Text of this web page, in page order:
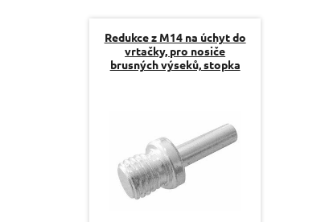
Redukce z M14 na úchyt do
vrtačky, pro nosiče
brusných výseků, stopka